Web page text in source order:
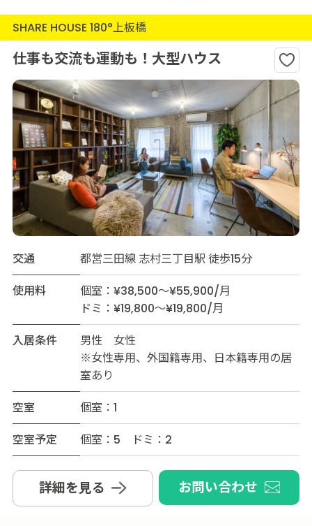
SHARE HOUSE 180°上板橋
仕事も交流も運動も！大型ハウス
交通
都営三田線 志村三丁目駅 徒歩15分
使用料
個室：¥38,500～¥55,900/月
ドミ：¥19,800～¥19,800/月
入居条件
男性 女性
※女性専用、外国籍専用、日本籍専用の居
室あり
空室
個室：1
空室予定
個室：5 ドミ：2
詳細を見る お問い合わせ